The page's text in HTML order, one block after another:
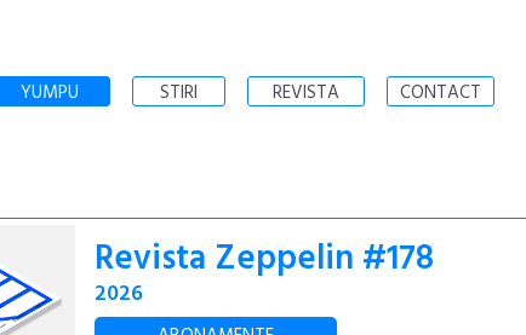
YUMPU STIRI REVISTA CONTACT
Revista Zeppelin #178
2026